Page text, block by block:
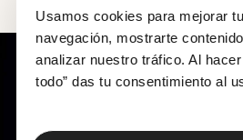
Usamos cookies para mejorar
navegación, mostrarte
analizar nuestro tráfico. Al
todo” das tu consentimiento al